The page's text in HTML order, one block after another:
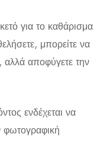
για το καθάρισμα
μπορείτε να
αλλά αποφύγετε την
ενδέχεται να
φωτογραφική